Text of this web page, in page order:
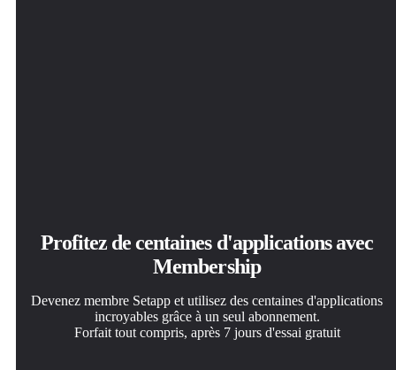
Profitez de centaines d'applications avec
Membership
Devenez membre Setapp et utilisez des centaines d'applications
incroyables grâce à un seul abonnement.
Forfait tout compris, après 7 jours d'essai gratuit